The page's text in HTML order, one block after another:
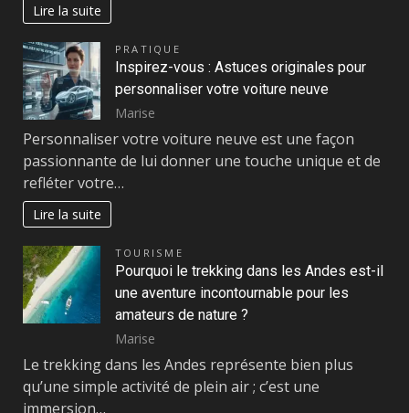
Lire la suite
PRATIQUE
Inspirez-vous : Astuces originales pour
personnaliser votre voiture neuve
Marise
Personnaliser votre voiture neuve est une façon
passionnante de lui donner une touche unique et de
refléter votre…
Lire la suite
TOURISME
Pourquoi le trekking dans les Andes est-il
une aventure incontournable pour les
amateurs de nature ?
Marise
Le trekking dans les Andes représente bien plus
qu’une simple activité de plein air ; c’est une
immersion…